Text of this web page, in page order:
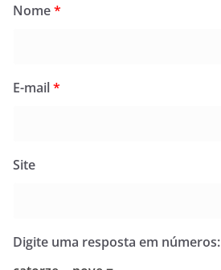
Nome*
E-mail*
Site
Digite uma resposta em números: